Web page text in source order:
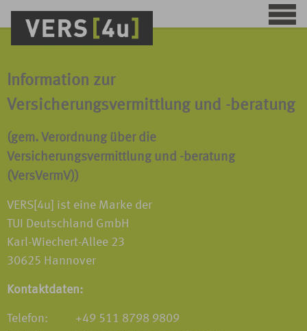
Information zur
Versicherungsvermittlung und -beratung
(gem. Verordnung über die
Versicherungsvermittlung und -beratung
(VersVermV))
VERS[4u] ist eine Marke der
TUI Deutschland GmbH
Karl-Wiechert-Allee 23
30625 Hannover
Kontaktdaten:
Telefon: +49 511 8798 9809